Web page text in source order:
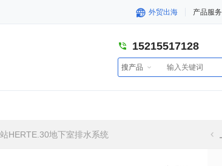
外贸出海 产品服务
15215517128
搜产品
HERTE.30地下室排水系统